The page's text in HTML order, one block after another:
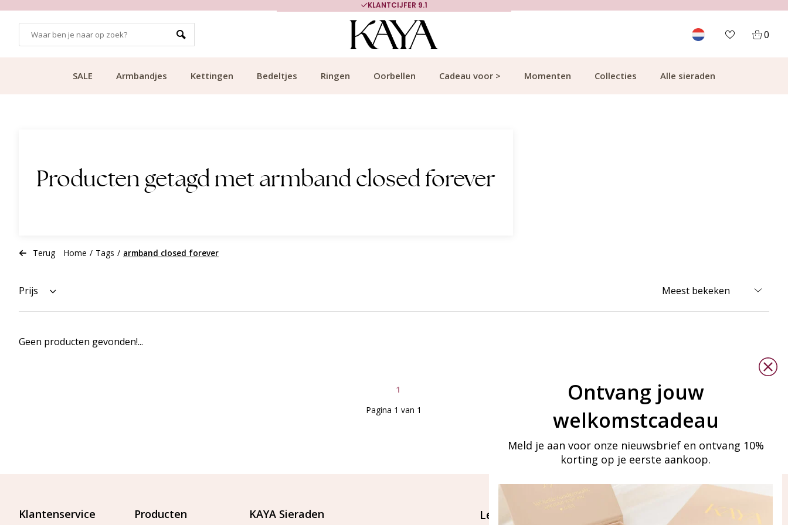
KLANTCIJFER 9.1
0
SALE Armbandjes Kettingen Bedeltjes Ringen Oorbellen Cadeau voor > Momenten Collecties Alle sieraden
Producten getagd met armband closed forever
Terug Home / Tags / armband closed forever
Prijs
Geen producten gevonden!...
1
Pagina 1 van 1
Klantenservice Producten KAYA Sieraden Let's stay in touch
Ontvang jouw
welkomstcadeau
Meld je aan voor onze nieuwsbrief en ontvang 10%
korting op je eerste aankoop.